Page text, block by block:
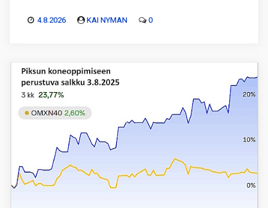
4.8.2026 KAI NYMAN 0